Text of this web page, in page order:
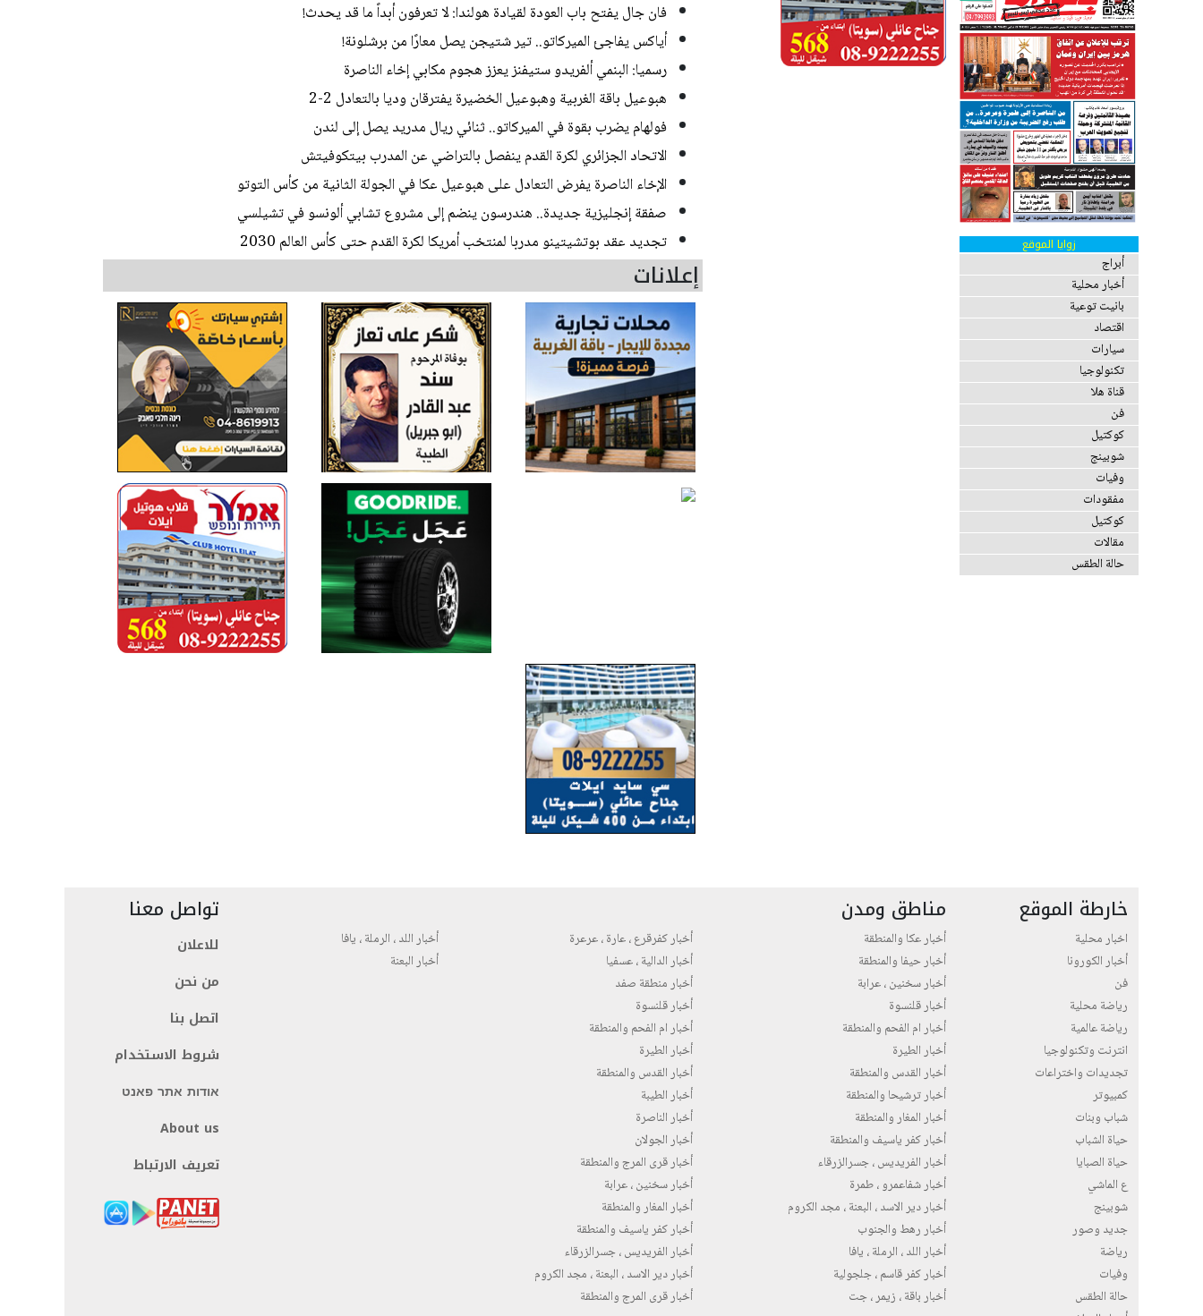
زوايا الموقع
أبراج
أخبار محلية
بانيت توعية
اقتصاد
سيارات
تكنولوجيا
قناة هلا
فن
كوكتيل
شوبينج
وفيات
مفقودات
كوكتيل
مقالات
حالة الطقس
فان جال يفتح باب العودة لقيادة هولندا: لا تعرفون أبداً ما قد يحدث!
أياكس يفاجئ الميركاتو.. تير شتيجن يصل معارًا من برشلونة!
رسميا: البنمي ألفريدو ستيفنز يعزز هجوم مكابي إخاء الناصرة
هبوعيل باقة الغربية وهبوعيل الخضيرة يفترقان وديا بالتعادل 2-2
فولهام يضرب بقوة في الميركاتو.. ثنائي ريال مدريد يصل إلى لندن
الاتحاد الجزائري لكرة القدم ينفصل بالتراضي عن المدرب بيتكوفيتش
الإخاء الناصرة يفرض التعادل على هبوعيل عكا في الجولة الثانية من كأس التوتو
صفقة إنجليزية جديدة.. هندرسون ينضم إلى مشروع تشابي ألونسو في تشيلسي
تجديد عقد بوتشيتينو مدربا لمنتخب أمريكا لكرة القدم حتى كأس العالم 2030
إعلانات
خارطة الموقع
اخبار محلية
أخبار الكورونا
فن
رياضة محلية
رياضة عالمية
انترنت وتكنولوجيا
تجديدات واختراعات
كمبيوتر
شباب وبنات
حياة الشباب
حياة الصبايا
ع الماشي
شوبينج
جديد وصور
رياضة
وفيات
حالة الطقس
مناطق ومدن
أخبار عكا والمنطقة
أخبار حيفا والمنطقة
أخبار سخنين ، عرابة
أخبار قلنسوة
أخبار ام الفحم والمنطقة
أخبار الطيرة
أخبار القدس والمنطقة
أخبار ترشيحا والمنطقة
أخبار المغار والمنطقة
أخبار كفر ياسيف والمنطقة
أخبار الفريديس ، جسرالزرقاء
أخبار شفاعمرو ، طمرة
أخبار دير الاسد ، البعنة ، مجد الكروم
أخبار رهط والجنوب
أخبار اللد ، الرملة ، يافا
أخبار كفر قاسم ، جلجولية
أخبار باقة ، زيمر ، جت
أخبار كفرقرع ، عارة ، عرعرة
أخبار الدالية ، عسفيا
أخبار منطقة صفد
أخبار قلنسوة
أخبار ام الفحم والمنطقة
أخبار الطيرة
أخبار القدس والمنطقة
أخبار الطيبة
أخبار الناصرة
أخبار الجولان
أخبار قرى المرج والمنطقة
أخبار سخنين ، عرابة
أخبار المغار والمنطقة
أخبار كفر ياسيف والمنطقة
أخبار الفريديس ، جسرالزرقاء
أخبار دير الاسد ، البعنة ، مجد الكروم
أخبار قرى المرج والمنطقة
أخبار اللد ، الرملة ، يافا
أخبار البعنة
تواصل معنا
للاعلان
من نحن
اتصل بنا
شروط الاستخدام
אודות אתר פאנט
About us
تعريف الارتباط